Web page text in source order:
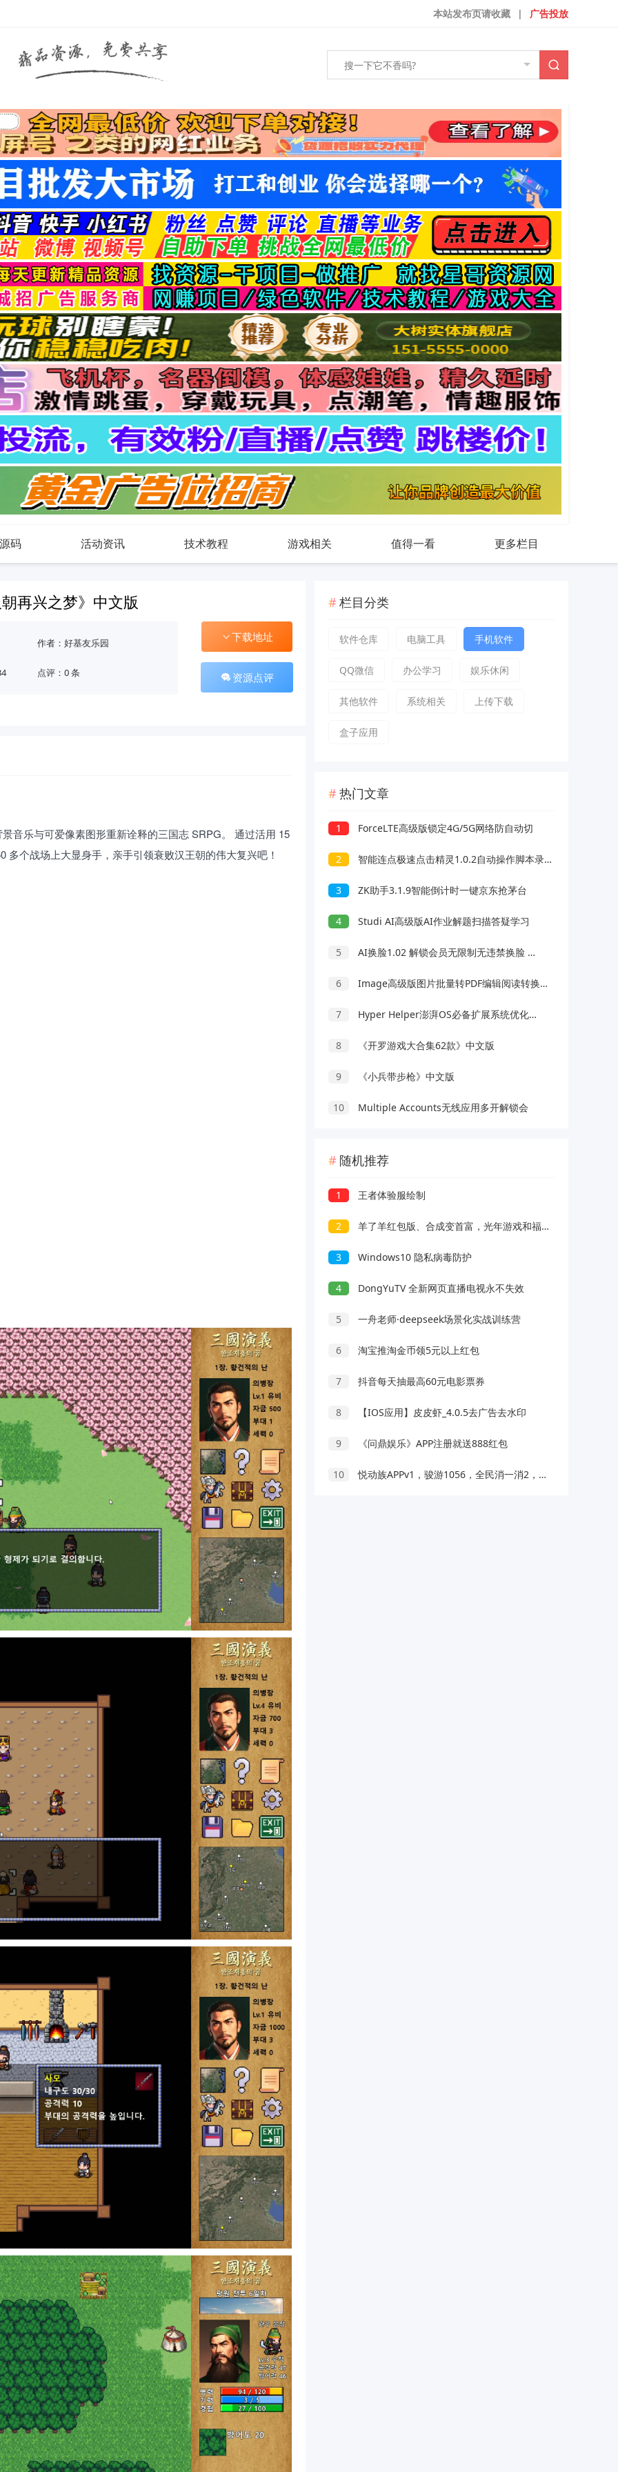
广告投放
|
本站发布页请收藏
码 活动资讯 技术教程 游戏相关 值得一看 更多栏目
再兴之梦》中文版
作者：好基友乐园
点评：0 条
下载地址
资源点评
音乐与可爱像素图形重新诠释的三国志 SRPG。 通过活用 15
个战场上大显身手，亲手引领衰败汉王朝的伟大复兴吧！
栏目分类
软件仓库 电脑工具 手机软件
QQ微信 办公学习 娱乐休闲
其他软件 系统相关 上传下载
盒子应用
热门文章
1 ForceLTE高级版锁定4G/5G网络防自动切
2 智能连点极速点击精灵1.0.2自动操作脚本录制解放双手
3 ZK助手3.1.9智能倒计时一键京东抢茅台
4 Studi AI高级版AI作业解题扫描答疑学习
5 AI换脸1.02 解锁会员无限制无违禁换脸 支持照片/视频
6 Image高级版图片批量转PDF编辑阅读转换工具
7 Hyper Helper澎湃OS必备扩展系统优化模块
8 《开罗游戏大合集62款》中文版
9 《小兵带步枪》中文版
10 Multiple Accounts无线应用多开解锁会
随机推荐
1 王者体验服绘制
2 羊了羊红包版、合成变首富，光年游戏和福利直发新出
3 Windows10 隐私病毒防护
4 DongYuTV 全新网页直播电视永不失效
5 一舟老师·deepseek场景化实战训练营
6 淘宝推淘金币领5元以上红包
7 抖音每天抽最高60元电影票券
8 【IOS应用】皮皮虾_4.0.5去广告去水印
9 《问鼎娱乐》APP注册就送888红包
10 悦动族APPv1，骏游1056，全民消一消2，免费赚1.5元！